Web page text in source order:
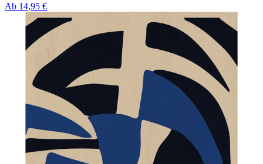
Ab 14,95 €